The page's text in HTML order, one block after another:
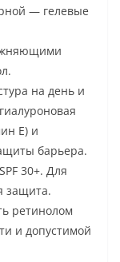
— гелевые
на день и
E) и
барьера.
30+. Для
защита.
ретинолом
и допустимой